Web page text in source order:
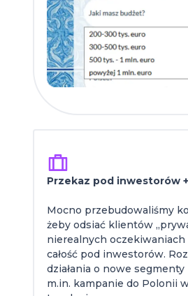
Przekaz pod inwestorów
Mocno przebudowaliśmy
żeby odsiać klientów
nierealnych
całość pod inwestorów.
działania o nowe segmenty
m.in. kampanie do Polonii